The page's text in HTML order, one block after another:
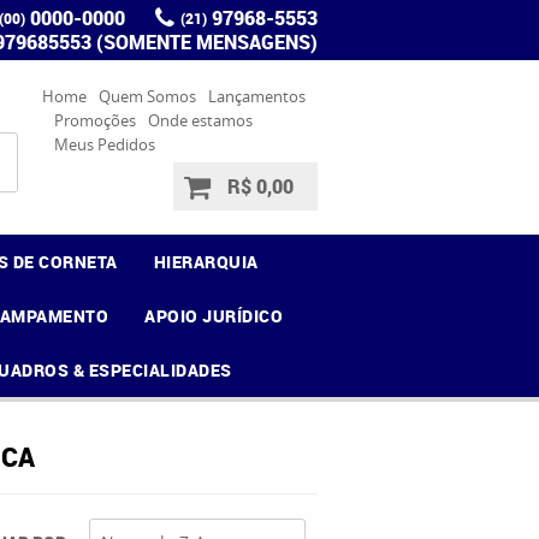
(00) 0000-0000 (21) 97968-5553
(SOMENTE MENSAGENS)
Home Quem Somos
Lançamentos
Promoções Onde estamos
Meus Pedidos
R$ 0,00
DE CORNETA HIERARQUIA
APOIO JURÍDICO
& ESPECIALIDADES